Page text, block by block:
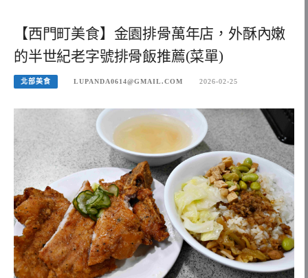
【西門町美食】金園排骨萬年店，外酥內嫩
的半世紀老字號排骨飯推薦(菜單)
北部美食 LUPANDA0614@GMAIL.COM 2026-02-25